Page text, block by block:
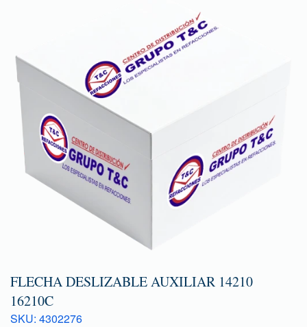
FLECHA DESLIZABLE AUXILIAR 14210
16210C
SKU: 4302276